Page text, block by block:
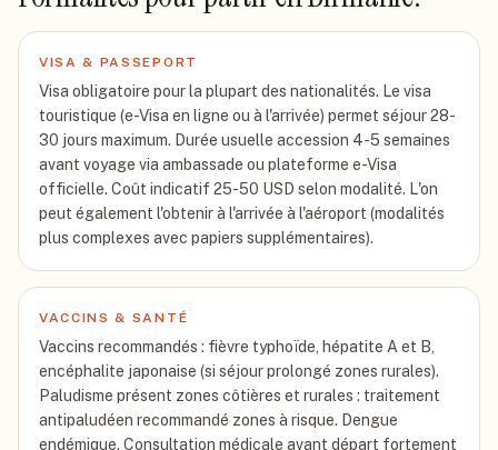
VISA & PASSEPORT
Visa obligatoire pour la plupart des nationalités. Le visa
touristique (e-Visa en ligne ou à l'arrivée) permet séjour 28-
30 jours maximum. Durée usuelle accession 4-5 semaines
avant voyage via ambassade ou plateforme e-Visa
officielle. Coût indicatif 25-50 USD selon modalité. L'on
peut également l'obtenir à l'arrivée à l'aéroport (modalités
plus complexes avec papiers supplémentaires).
VACCINS & SANTÉ
Vaccins recommandés : fièvre typhoïde, hépatite A et B,
encéphalite japonaise (si séjour prolongé zones rurales).
Paludisme présent zones côtières et rurales : traitement
antipaludéen recommandé zones à risque. Dengue
endémique. Consultation médicale avant départ fortement